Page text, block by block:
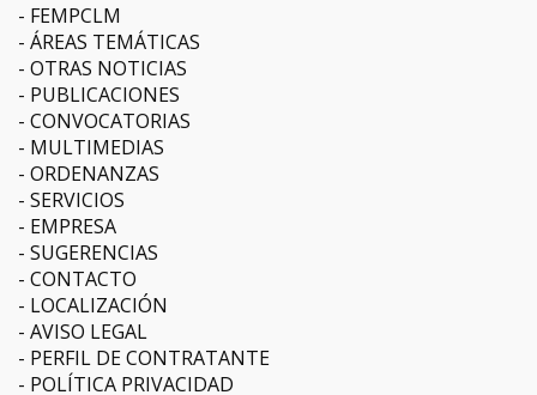
FEMPCLM
ÁREAS TEMÁTICAS
OTRAS NOTICIAS
PUBLICACIONES
CONVOCATORIAS
MULTIMEDIAS
ORDENANZAS
SERVICIOS
EMPRESA
SUGERENCIAS
CONTACTO
LOCALIZACIÓN
AVISO LEGAL
PERFIL DE CONTRATANTE
POLÍTICA PRIVACIDAD